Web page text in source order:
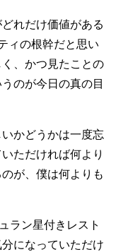
れだけ価値がある
ィの根幹だと思い
、かつ見たことの
のが今日の真の目
かどうかは一度忘
ただければ何より
が、僕は何よりも
ラン星付きレスト
になっていただけ